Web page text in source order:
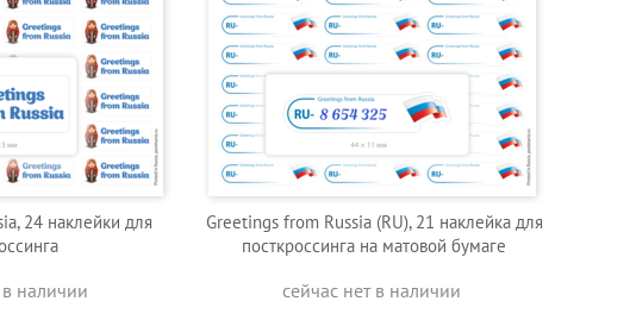
24 наклейки для
в наличии
Greetings from Russia (RU), 21 наклейка для
посткроссинга на матовой бумаге
сейчас нет в наличии